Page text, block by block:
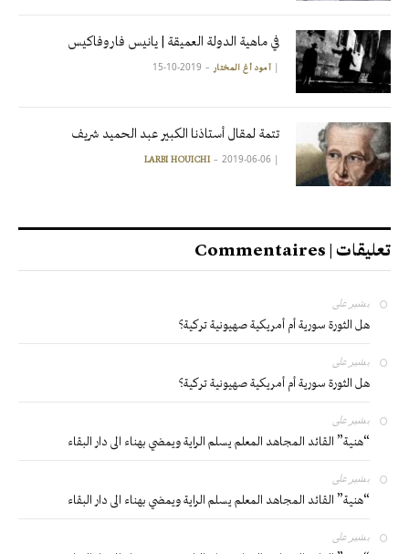
في ماهية الدولة العميقة | يانيس فاروفاكيس
| آمود أغ المختار 2019-10-15
تتمة لمقال أستاذنا الكبير عبد الحميد شريف
|
LARBI HOUICHI 2019-06-06
تعليقات | Commentaires
بشير على
هل الثورة سورية أم أمريكية صهيونية تركية؟
بشير على
هل الثورة سورية أم أمريكية صهيونية تركية؟
بشير على
“هنية” القائد المجاهد المعلم يسلم الراية ويمضي بهناء الى دار البقاء
بشير على
“هنية” القائد المجاهد المعلم يسلم الراية ويمضي بهناء الى دار البقاء
بشير على